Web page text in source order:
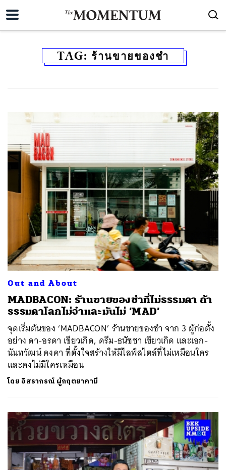
TAG: ร้านขายของชำ
Out and About
MADBACON: ร้านขายของชำที่ไม่ธรรมดา ถ้า
ธรรมดาโลกไม่จำและมันไม่ ‘MAD’
จุดเริ่มต้นของ ‘MADBACON’ ร้านขายของชำ จาก 3 ผู้ก่อตั้ง
อย่าง ดา-อรดา เขียวเกิด, ดรีม-ธนัชชา เขียวเกิด และเอก-
นันทวัฒน์ คงคา ที่ตั้งใจสร้างให้มีไลฟ์สไตล์ที่ไม่เหมือนใคร
และคงไม่มีใครเหมือน
โดย อิสรากรณ์ ผู้กฤตยาคามี